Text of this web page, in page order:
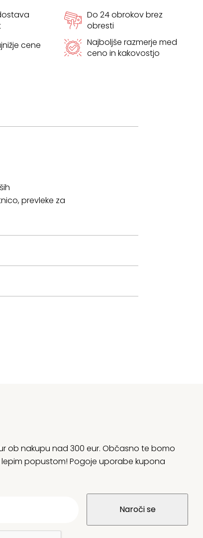
Do 24 obrokov brez
obresti
cene
Najboljše razmerje med
ceno in kakovostjo
prevleke za
ob nakupu nad 300 eur. Občasno te bomo
popustom! Pogoje uporabe kupona